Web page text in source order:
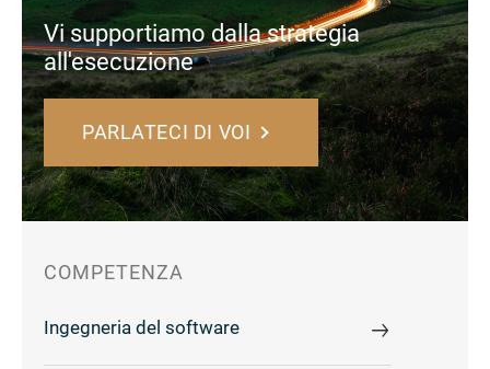
Vi supportiamo dalla strategia
all'esecuzione
PARLATECI DI VOI
COMPETENZA
Ingegneria del software